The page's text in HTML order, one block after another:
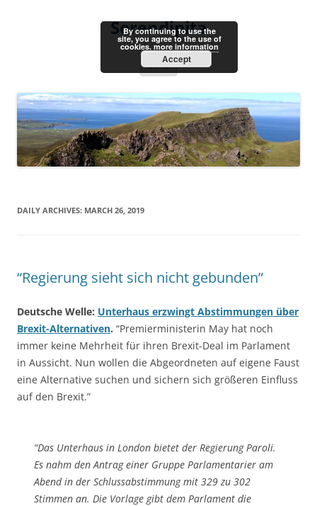
Serendipita
Menu
DAILY ARCHIVES: MARCH 26, 2019
“Regierung sieht sich nicht gebunden”
Deutsche Welle: Unterhaus erzwingt Abstimmungen über
Brexit-Alternativen. “Premierministerin May hat noch
immer keine Mehrheit für ihren Brexit-Deal im Parlament
in Aussicht. Nun wollen die Abgeordneten auf eigene Faust
eine Alternative suchen und sichern sich größeren Einfluss
auf den Brexit.”
“Das Unterhaus in London bietet der Regierung Paroli.
Es nahm den Antrag einer Gruppe Parlamentarier am
Abend in der Schlussabstimmung mit 329 zu 302
Stimmen an. Die Vorlage gibt dem Parlament die
By continuing to use the
site, you agree to the use of
cookies. more information
Accept